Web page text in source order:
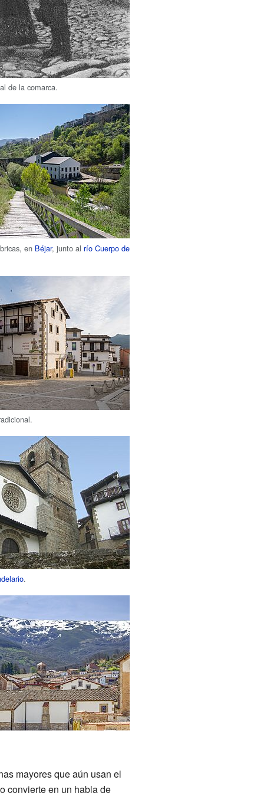
de la comarca.
en Béjar, junto alrío Cuerpo de
.
mayores que aún usan el
convierte en un habla de